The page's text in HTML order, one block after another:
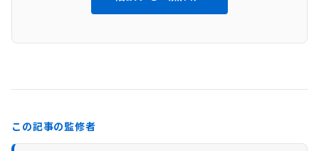
この記事の監修者